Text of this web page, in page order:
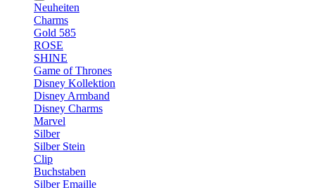
Neuheiten
Charms
Gold 585
ROSE
SHINE
Game of Thrones
Disney Kollektion
Disney Armband
Disney Charms
Marvel
Silber
Silber Stein
Clip
Buchstaben
Silber Emaille